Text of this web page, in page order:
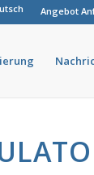
Angebot